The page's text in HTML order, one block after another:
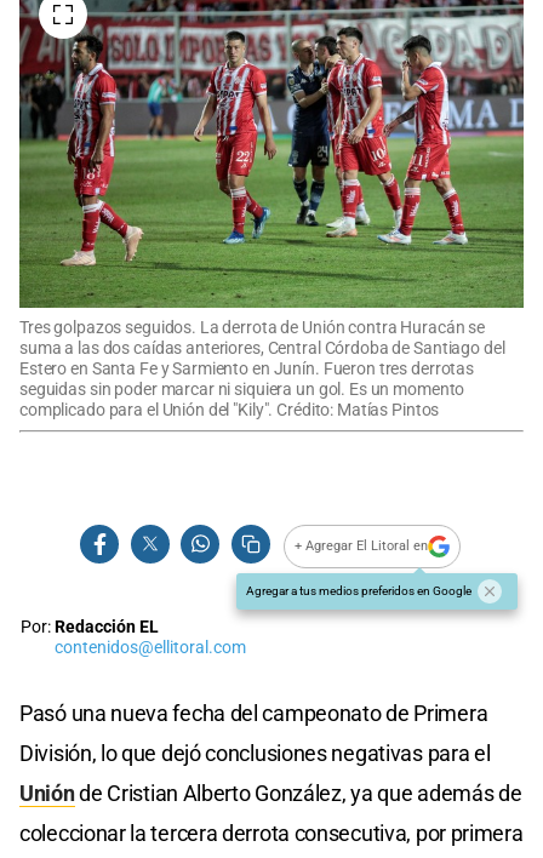
Tres golpazos seguidos. La derrota de Unión contra Huracán se
suma a las dos caídas anteriores, Central Córdoba de Santiago del
Estero en Santa Fe y Sarmiento en Junín. Fueron tres derrotas
seguidas sin poder marcar ni siquiera un gol. Es un momento
complicado para el Unión del "Kily". Crédito: Matías Pintos
+ Agregar El Litoral en
Agregar a tus medios preferidos en Google
Por:Redacción EL
contenidos@ellitoral.com
Pasó una nueva fecha del campeonato de Primera
División, lo que dejó conclusiones negativas para el
Uniónde Cristian Alberto González, ya que además de
coleccionar la tercera derrota consecutiva, por primera